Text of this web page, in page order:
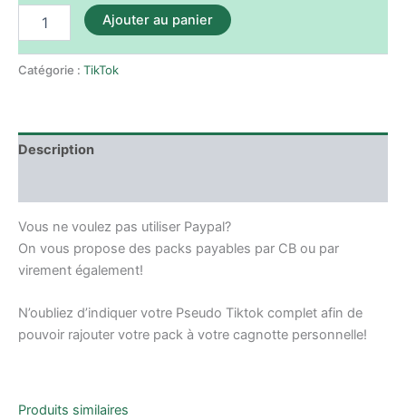
Ajouter au panier
Catégorie : TikTok
Description
Vous ne voulez pas utiliser Paypal?
On vous propose des packs payables par CB ou par
virement également!
N’oubliez d’indiquer votre Pseudo Tiktok complet afin de
pouvoir rajouter votre pack à votre cagnotte personnelle!
Produits similaires